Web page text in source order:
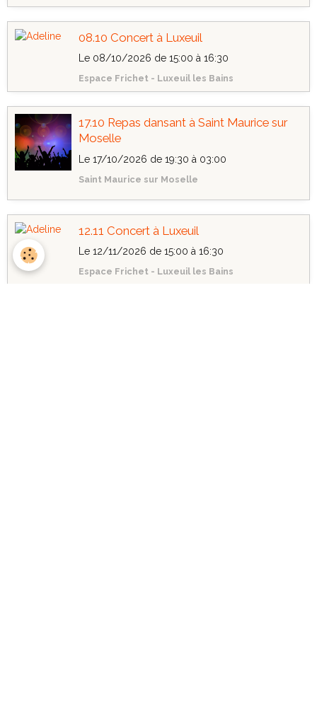
08.10 Concert à Luxeuil
Le 08/10/2026 de 15:00 à 16:30
Espace Frichet - Luxeuil les Bains
17.10 Repas dansant à Saint Maurice sur
Moselle
Le 17/10/2026 de 19:30 à 03:00
Saint Maurice sur Moselle
12.11 Concert à Luxeuil
Le 12/11/2026 de 15:00 à 16:30
Espace Frichet - Luxeuil les Bains